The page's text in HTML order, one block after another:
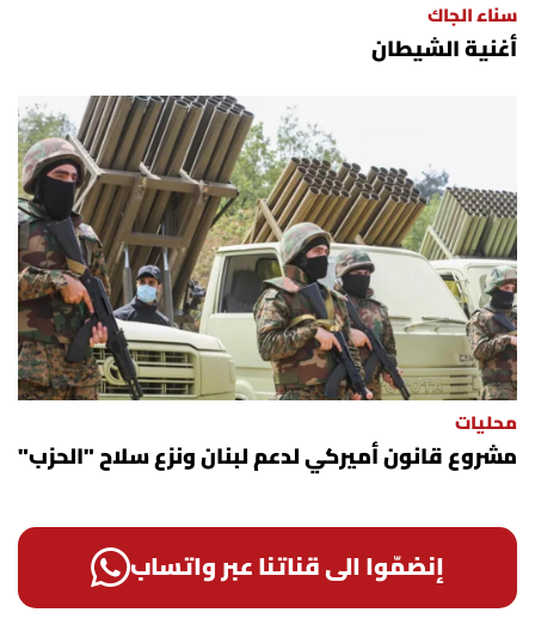
سناء الجاك
أغنية الشيطان
محليات
مشروع قانون أميركي لدعم لبنان ونزع سلاح "الحزب"
إنضمّوا الى قناتنا عبر واتساب